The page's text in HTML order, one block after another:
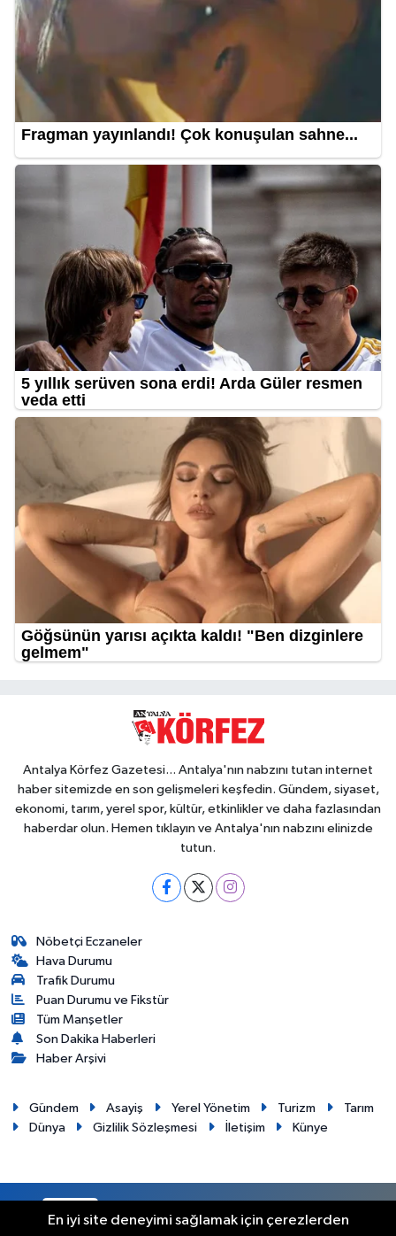
Antalya Körfez Gazetesi... Antalya'nın nabzını tutan internet
haber sitemizde en son gelişmeleri keşfedin. Gündem, siyaset,
ekonomi, tarım, yerel spor, kültür, etkinlikler ve daha fazlasından
haberdar olun. Hemen tıklayın ve Antalya'nın nabzını elinizde
tutun.
Nöbetçi Eczaneler
Hava Durumu
Trafik Durumu
Puan Durumu ve Fikstür
Tüm Manşetler
Son Dakika Haberleri
Haber Arşivi
Gündem Asayiş Yerel Yönetim Turizm
Tarım
Dünya
Gizlilik Sözleşmesi İletişim Künye
En iyi site deneyimi sağlamak için çerezlerden